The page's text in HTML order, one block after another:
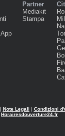
Partner
Mediakit
Stampa
Note Legali | Condizioni
Horairesdouverture24.fr